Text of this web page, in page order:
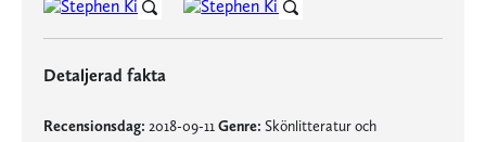
Detaljerad fakta
Recensionsdag: 2018-09-11 Genre: Skönlitteratur och